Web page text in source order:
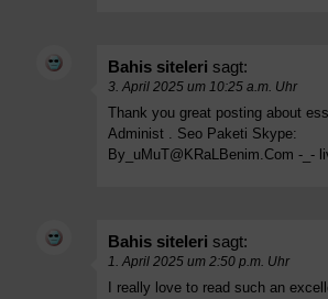
Bahis siteleri sagt:
3. April 2025 um 10:25 a.m. Uhr
Thank you great posting about
Administ . Seo Paketi Skype:
By_uMuT@KRaLBenim.Com -_-
Bahis siteleri sagt:
1. April 2025 um 2:50 p.m. Uhr
I really love to read such an